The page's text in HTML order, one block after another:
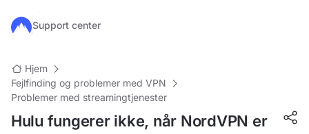
Gå til hovedindhold
Support center
Hjem
Fejlfinding og problemer med VPN
Problemer med streamingtjenester
Hulu fungerer ikke, når NordVPN er